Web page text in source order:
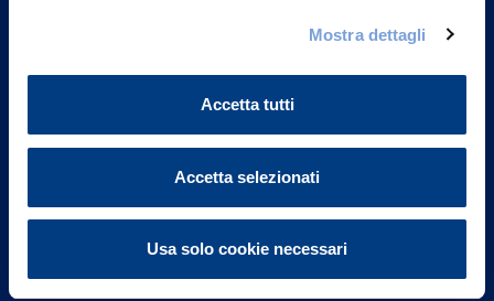
Mostra dettagli
Accetta tutti
Accetta selezionati
Usa solo cookie necessari
Sostenibilità
Performances